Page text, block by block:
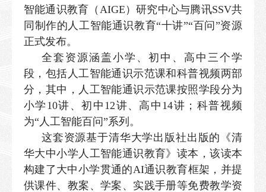
智能通识教育（AIGE）研究中心与腾讯SSV共
同制作的人工智能通识教育“十讲”“百问”资源
正式发布。
全套资源涵盖小学、初中、高中三个学
段，包括人工智能通识示范课和科普视频两部
分，其中，人工智能通识示范课按照学段分为
小学10讲、初中12讲、高中14讲；科普视频
为“人工智能百问”系列。
这套资源基于清华大学出版社出版的《清
华大中小学人工智能通识教育》读本，该读本
构建了大中小学贯通的AI通识教育框架，并提
供课件、教案、学案、实践手册等免费教学资